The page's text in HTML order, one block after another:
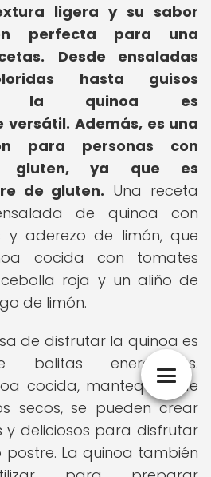
ligera y su sabor
perfecta para una
Desde ensaladas
hasta guisos
la quinoa es
versátil. Además, es una
para personas con
gluten, ya que es
de gluten. Una receta
de quinoa con
y aderezo de limón, que
cocida con tomates
cebolla roja y un aliño de
de limón.
de disfrutar la quinoa es
energéticas.
cocida, mantequilla de
secos, se pueden crear
y deliciosos para disfrutar
La quinoa también